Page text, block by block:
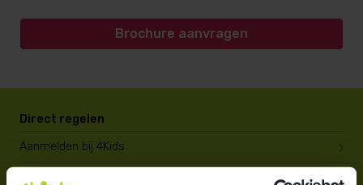
Brochure aanvragen
Direct regelen
Aanmelden bij 4Kids
Brochure aanvragen